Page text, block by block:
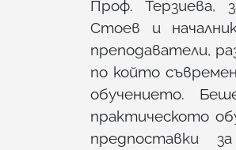
Проф. Терзиева,
Стоев и
преподаватели,
по който
обучението.
практическото
предпоставки